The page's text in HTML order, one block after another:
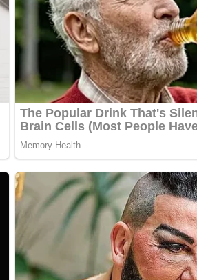
LottaundLottiLovebearen– Lieben Dank